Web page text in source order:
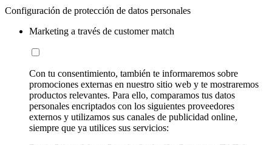
Configuración de protección de datos personales
Marketing a través de customer match
Con tu consentimiento, también te informaremos sobre
promociones externas en nuestro sitio web y te mostraremos
productos relevantes. Para ello, comparamos tus datos
personales encriptados con los siguientes proveedores
externos y utilizamos sus canales de publicidad online,
siempre que ya utilices sus servicios: